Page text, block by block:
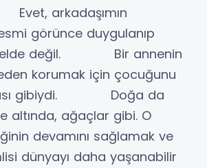
arkadaşımın
görünce duygulanıp
elde değil. Bir annenin
korumak için çocuğunu
gibiydi. Doğa da
altında, ağaçlar gibi. O
devamını sağlamak ve
dünyayı daha yaşanabilir